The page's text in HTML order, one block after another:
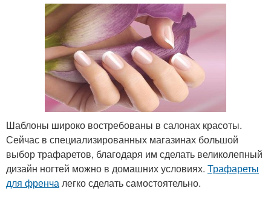
Шаблоны широко востребованы в салонах красоты.
Сейчас в специализированных магазинах большой
выбор трафаретов, благодаря им сделать великолепный
дизайн ногтей можно в домашних условиях. Трафареты
для френчалегко сделать самостоятельно.